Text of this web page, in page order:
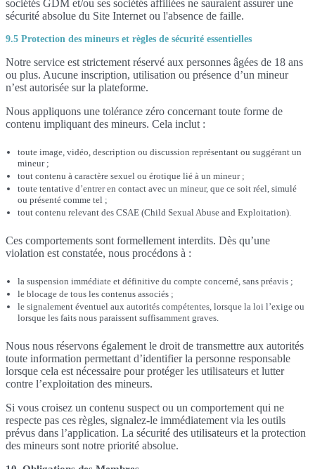
sociétés GDM et/ou ses sociétés affiliées ne sauraient assurer une
sécurité absolue du Site Internet ou l'absence de faille.
9.5 Protection des mineurs et règles de sécurité essentielles
Notre service est strictement réservé aux personnes âgées de 18 ans
ou plus. Aucune inscription, utilisation ou présence d’un mineur
n’est autorisée sur la plateforme.
Nous appliquons une tolérance zéro concernant toute forme de
contenu impliquant des mineurs. Cela inclut :
toute image, vidéo, description ou discussion représentant ou suggérant un
mineur ;
tout contenu à caractère sexuel ou érotique lié à un mineur ;
toute tentative d’entrer en contact avec un mineur, que ce soit réel, simulé
ou présenté comme tel ;
tout contenu relevant des CSAE (Child Sexual Abuse and Exploitation).
Ces comportements sont formellement interdits. Dès qu’une
violation est constatée, nous procédons à :
la suspension immédiate et définitive du compte concerné, sans préavis ;
le blocage de tous les contenus associés ;
le signalement éventuel aux autorités compétentes, lorsque la loi l’exige ou
lorsque les faits nous paraissent suffisamment graves.
Nous nous réservons également le droit de transmettre aux autorités
toute information permettant d’identifier la personne responsable
lorsque cela est nécessaire pour protéger les utilisateurs et lutter
contre l’exploitation des mineurs.
Si vous croisez un contenu suspect ou un comportement qui ne
respecte pas ces règles, signalez-le immédiatement via les outils
prévus dans l’application. La sécurité des utilisateurs et la protection
des mineurs sont notre priorité absolue.